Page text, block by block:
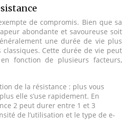
de compromis. Bien que sa
abondante et savoureuse soit
une durée de vie plus
Cette durée de vie peut
fonction de plusieurs facteurs,
de la résistance : plus vous
elle s’use rapidement. En
2 peut durer entre 1 et 3
de l’utilisation et le type de e-